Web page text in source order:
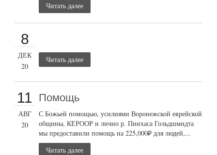
Читать далее
8
ДЕК
20
Читать далее
11
АВГ
20
Помощь
С Божьей помощью, усилиями Воронежской еврейской
общины, КЕРООР и лично р. Пинхаса Гольдшмидта
мы предоставили помощь на 225,000₽ для людей,...
Читать далее